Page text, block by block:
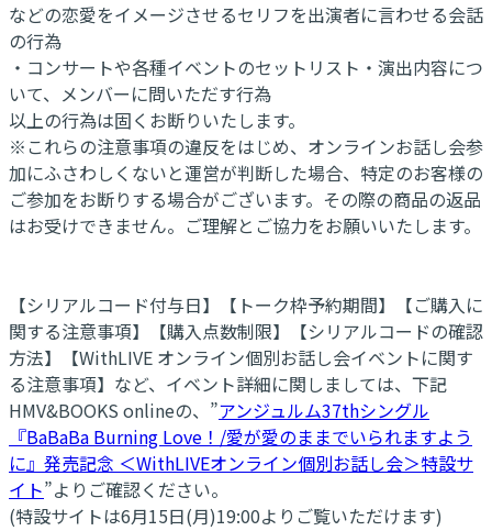
などの恋愛をイメージさせるセリフを出演者に言わせる会話
の行為
・コンサートや各種イベントのセットリスト・演出内容につ
いて、メンバーに問いただす行為
以上の行為は固くお断りいたします。
※これらの注意事項の違反をはじめ、オンラインお話し会参
加にふさわしくないと運営が判断した場合、特定のお客様の
ご参加をお断りする場合がございます。その際の商品の返品
はお受けできません。ご理解とご協力をお願いいたします。
【シリアルコード付与日】【トーク枠予約期間】【ご購入に
関する注意事項】【購入点数制限】【シリアルコードの確認
方法】【WithLIVE オンライン個別お話し会イベントに関す
る注意事項】など、イベント詳細に関しましては、下記
HMV&BOOKS onlineの、”アンジュルム37thシングル
『BaBaBa Burning Love！/愛が愛のままでいられますよう
に』発売記念 ＜WithLIVEオンライン個別お話し会＞特設サ
イト”よりご確認ください。
(特設サイトは6月15日(月)19:00よりご覧いただけます)